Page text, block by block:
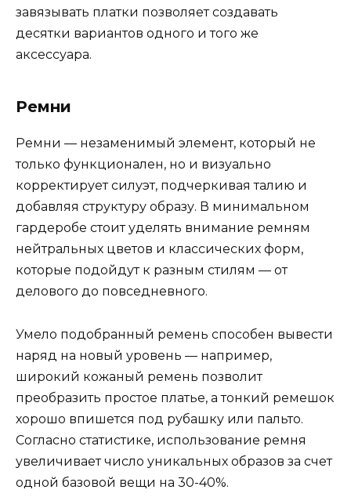
завязывать платки позволяет создавать
десятки вариантов одного и того же
аксессуара.
Ремни
Ремни — незаменимый элемент, который не
только функционален, но и визуально
корректирует силуэт, подчеркивая талию и
добавляя структуру образу. В минимальном
гардеробе стоит уделять внимание ремням
нейтральных цветов и классических форм,
которые подойдут к разным стилям — от
делового до повседневного.
Умело подобранный ремень способен вывести
наряд на новый уровень — например,
широкий кожаный ремень позволит
преобразить простое платье, а тонкий ремешок
хорошо впишется под рубашку или пальто.
Согласно статистике, использование ремня
увеличивает число уникальных образов за счет
одной базовой вещи на 30-40%.